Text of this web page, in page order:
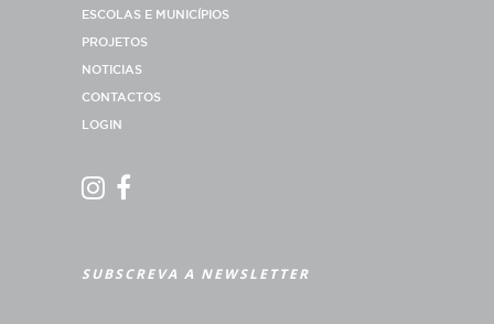
ESCOLAS E MUNICÍPIOS
PROJETOS
NOTICIAS
CONTACTOS
LOGIN
SUBSCREVA A NEWSLETTER